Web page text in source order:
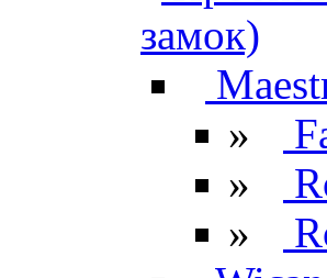
замок)
»
»
»